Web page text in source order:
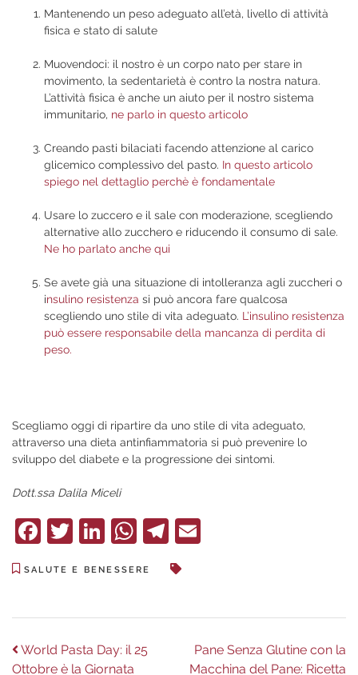
Mantenendo un peso adeguato all’età, livello di attività
fisica e stato di salute
Muovendoci: il nostro è un corpo nato per stare in
movimento, la sedentarietà è contro la nostra natura.
L’attività fisica è anche un aiuto per il nostro sistema
immunitario, ne parlo in questo articolo
Creando pasti bilaciati facendo attenzione al carico
glicemico complessivo del pasto. In questo articolo
spiego nel dettaglio perchè è fondamentale
Usare lo zuccero e il sale con moderazione, scegliendo
alternative allo zucchero e riducendo il consumo di sale.
Ne ho parlato anche qui
Se avete già una situazione di intolleranza agli zuccheri o
insulino resistenza si può ancora fare qualcosa
scegliendo uno stile di vita adeguato. L’insulino resistenza
può essere responsabile della mancanza di perdita di
peso.
Scegliamo oggi di ripartire da uno stile di vita adeguato,
attraverso una dieta antinfiammatoria si può prevenire lo
sviluppo del diabete e la progressione dei sintomi.
Dott.ssa Dalila Miceli
Facebook
Twitter
LinkedIn
WhatsApp
Telegram
SALUTE E BENESSERE
Navigazione
Previous
post:
World Pasta Day: il 25
Ottobre è la Giornata
Next
post:
Pane Senza Glutine con la
Macchina del Pane: Ricetta